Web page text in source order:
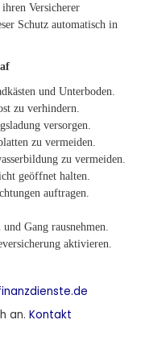
Versicherer
Schutz automatisch in
und Unterboden.
zu verhindern.
versorgen.
zu vermeiden.
zu vermeiden.
geöffnet halten.
auftragen.
Gang rausnehmen.
aktivieren.
an. Kontakt